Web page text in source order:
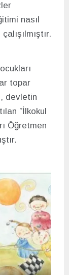
nasıl
topar
devletin
”İlkokul
Öğretmen